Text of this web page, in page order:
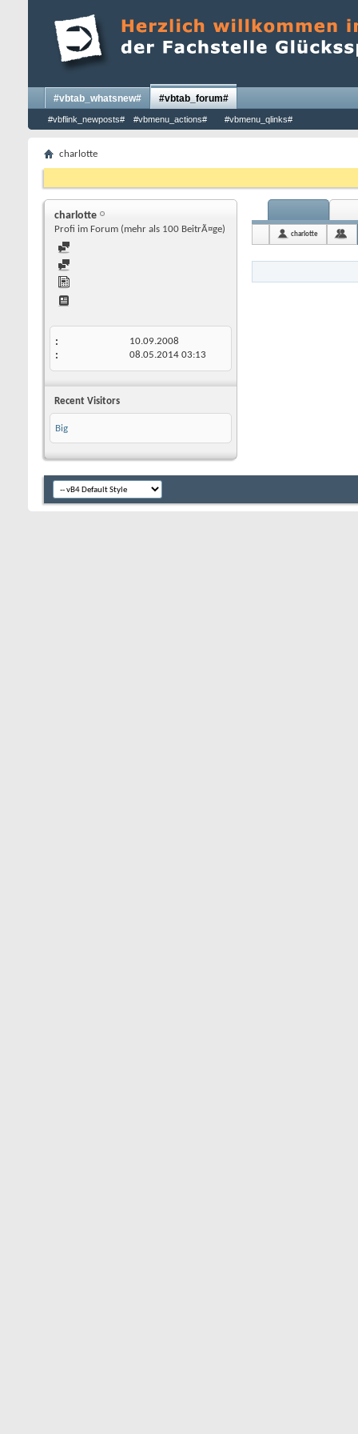
#vbtab_whatsnew# #vbtab_forum#
#vbflink_newposts# #vbmenu_actions# #vbmenu_qlinks#
charlotte
charlotte
Profi im Forum (mehr als 100 BeitrÃ¤ge)
10.09.2008
08.05.2014 03:13
Recent Visitors
Big
charlotte